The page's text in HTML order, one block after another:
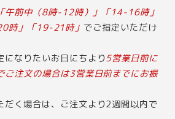
「午前中（8時-12時）」「14-16時」
時」「19-21時」 でご指定いただけ
になりたいお日にちより5営業日前に
ご注文の場合は3営業日前までにお振
だく場合は、ご注文より2週間以内で